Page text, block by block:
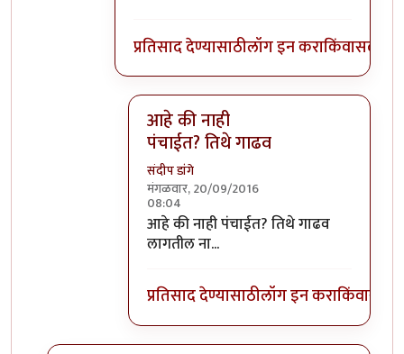
प्रतिसाद देण्यासाठीलॉग इन कराकिंवासदस्य
आहे की नाही
पंचाईत? तिथे गाढव
संदीप डांगे
मंगळवार, 20/09/2016
08:04
In reply toवाईट मानून घेऊ नका गाढवाच्या
आहे की नाही पंचाईत? तिथे गाढव
लागतील ना...
प्रतिसाद देण्यासाठीलॉग इन कराकिंवा